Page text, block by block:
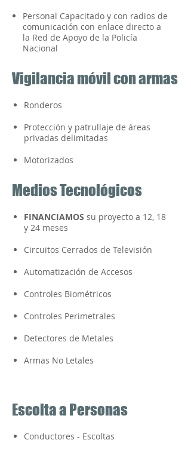
Personal Capacitado y con radios de
comunicación con enlace directo a
la Red de Apoyo de la Policía
Nacional
Vigilancia móvil con armas
Ronderos
Protección y patrullaje de áreas
privadas delimitadas
Motorizados
Medios Tecnológicos
FINANCIAMOS su proyecto a 12, 18
y 24 meses
Circuitos Cerrados de Televisión
Automatización de Accesos
Controles Biométricos
Controles Perimetrales
Detectores de Metales
Armas No Letales
Escolta a Personas
Conductores - Escoltas